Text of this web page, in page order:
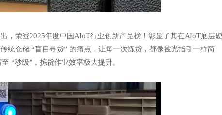
，荣登2025年度中国AIoT行业创新产品榜！彰显了其在AIoT底层硬
统仓储 “盲目寻货” 的痛点，让每一次拣货，都像被光指引一样简
“秒级”，拣货作业效率极大提升。